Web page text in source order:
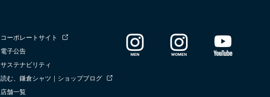
コーポレートサイト
電子公告
サステナビリティ
読む、鎌倉シャツ｜ショップブログ
店舗一覧